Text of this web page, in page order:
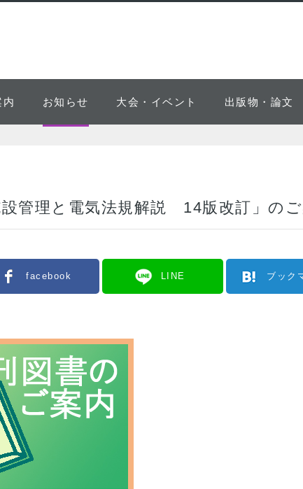
内 お知らせ 大会・イベント 出版物・論文
管理と電気法規解説 14版改訂」のご
facebook LINE ブック